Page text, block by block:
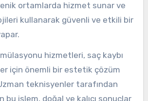
ortamlarda hizmet sunar ve
kullanarak güvenli ve etkili bir
hizmetleri, saç kaybı
için önemli bir estetik çözüm
teknisyenler tarafından
bu işlem, doğal ve kalıcı sonuçlar